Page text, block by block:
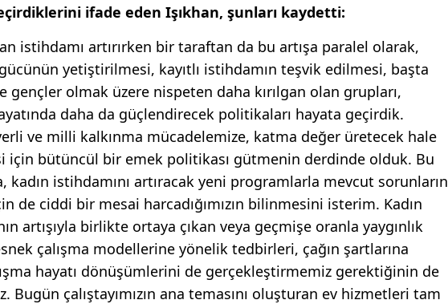
ifade eden Işıkhan, şunları kaydetti:
istihdamı artırırken bir taraftan da bu artışa paralel olarak,
yetiştirilmesi, kayıtlı istihdamın teşvik edilmesi, başta
gençler olmak üzere nispeten daha kırılgan olan grupları,
daha da güçlendirecek politikaları hayata geçirdik.
ve milli kalkınma mücadelemize, katma değer üretecek hale
için bütüncül bir emek politikası gütmenin derdinde olduk. Bu
kadın istihdamını artıracak yeni programlarla mevcut sorunların
de ciddi bir mesai harcadığımızın bilinmesini isterim. Kadın
artışıyla birlikte ortaya çıkan veya geçmişe oranla yaygınlık
çalışma modellerine yönelik tedbirleri, çağın şartlarına
hayatı dönüşümlerini de gerçekleştirmemiz gerektiğinin de
Bugün çalıştayımızın ana temasını oluşturan ev hizmetleri tam